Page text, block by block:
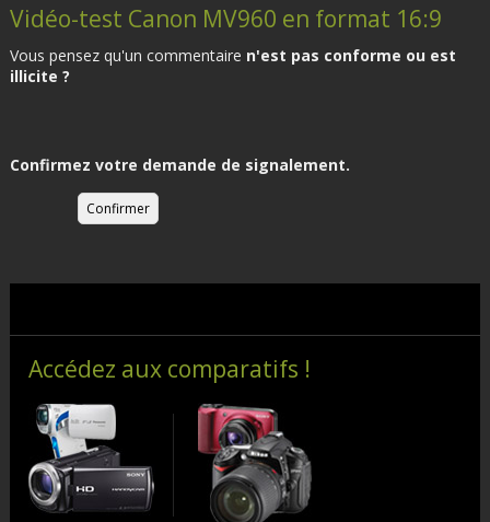
Vidéo-test Canon MV960 en format 16:9
Vous pensez qu'un commentaire n'est pas conforme ou est
illicite ?
Confirmez votre demande de signalement.
Accédez aux comparatifs !